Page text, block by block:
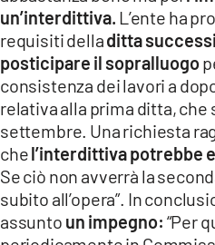
un’interdittiva. L’ente ha
requisiti delladitta
posticipare il sopralluogo
consistenza dei lavori a
relativa alla prima ditta, che
settembre. Una richiesta
chel’interdittiva potrebbe
Se ciò non avverrà la
subito all’opera”. In
assunto un impegno: “Per